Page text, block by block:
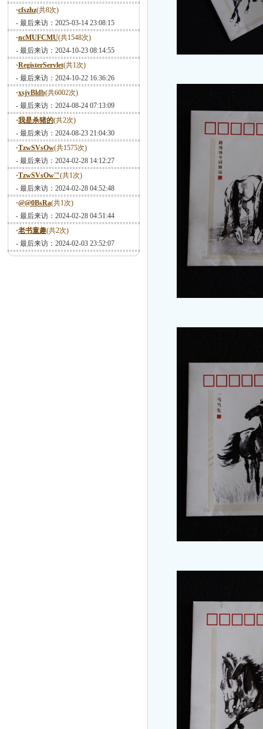
·cfszhz(共8次)
- 最后来访：2025-03-14 23:08:15
·ncMUFCMU(共1548次)
- 最后来访：2024-10-23 08:14:55
·RegisterServlet(共1次)
- 最后来访：2024-10-22 16:36:26
·xsjyBldb(共6002次)
- 最后来访：2024-08-24 07:13:09
·我是杀猪的(共2次)
- 最后来访：2024-08-23 21:04:30
·TzwSVsOw(共1575次)
- 最后来访：2024-02-28 14:12:27
·TzwSVsOw'"(共1次)
- 最后来访：2024-02-28 04:52:48
·@@0BsRa(共1次)
- 最后来访：2024-02-28 04:51:44
·老书童趣(共2次)
- 最后来访：2024-02-03 23:52:07